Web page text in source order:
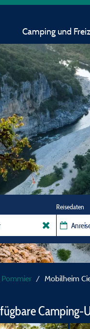
Camping und
Reisedaten
Mobilheim
Camping-